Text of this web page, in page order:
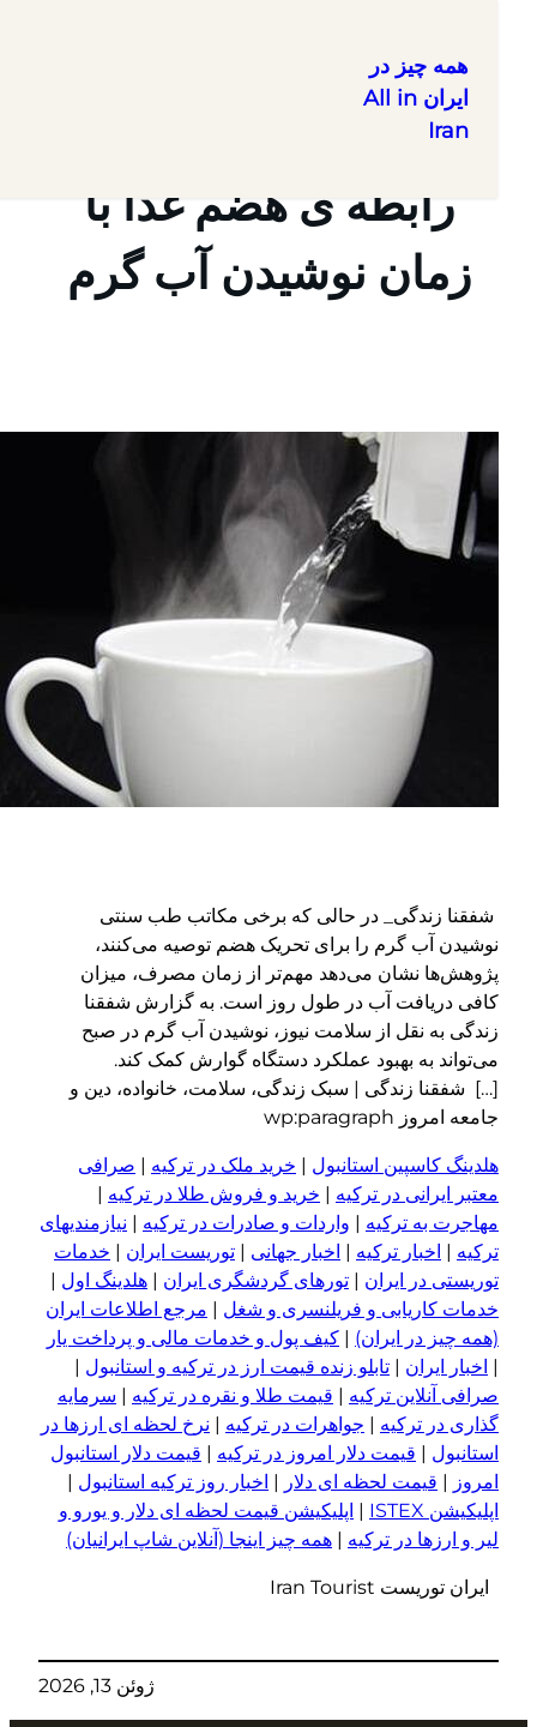
همه چیز در
ایران All in
Iran
رابطه ی هضم غذا با
زمان نوشیدن آب گرم
شفقنا زندگی_ در حالی که برخی مکاتب طب سنتی
نوشیدن آب گرم را برای تحریک هضم توصیه می‌کنند،
پژوهش‌ها نشان می‌دهد مهم‌تر از زمان مصرف، میزان
کافی دریافت آب در طول روز است. به گزارش شفقنا
زندگی به نقل از سلامت نیوز، نوشیدن آب گرم در صبح
می‌تواند به بهبود عملکرد دستگاه گوارش کمک کند.
[…] شفقنا زندگی | سبک زندگی، سلامت، خانواده، دین و
جامعه امروز wp:paragraph
هلدینگ کاسپین استانبول|خرید ملک در ترکیه|صرافی
معتبر ایرانی در ترکیه|خرید و فروش طلا در ترکیه|
مهاجرت به ترکیه|واردات و صادرات در ترکیه|نیازمندیهای
ترکیه|اخبار ترکیه|اخبار جهانی|توریست ایران | خدمات
توریستی در ایران | تورهای گردشگری ایران | هلدینگ اول|
خدمات کاریابی و فریلنسری و شغل |مرجع اطلاعات ایران
(همه چیز در ایران)| کیف پول و خدمات مالی و پرداخت یار
اخبار ایران | تابلو زنده قیمت ارز در ترکیه و استانبول|
صرافی آنلاین ترکیه|قیمت طلا و نقره در ترکیه|سرمایه
گذاری در ترکیه|جواهرات در ترکیه|نرخ لحظه ای ارزها در
استانبول|قیمت دلار امروز در ترکیه|قیمت دلار استانبول
امروز| قیمت لحظه ای دلار|اخبار روز ترکیه استانبول|
اپلیکیشن ISTEX
|اپلیکیشن قیمت لحظه ای دلار و یورو و
لیر و ار زها در ترکیه|همه چیز اینجا (آنلاین شاپ ایرانیان)
ایران توریست Iran Tourist
ژوئن 13, 2026